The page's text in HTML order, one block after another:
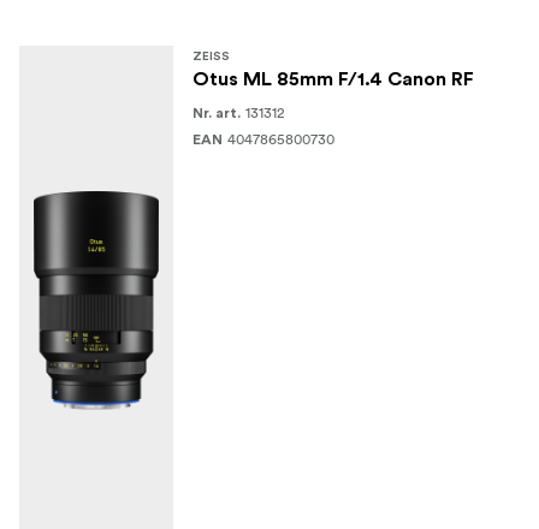
ZEISS
Otus ML 85mm F/1.4 Canon RF
Nr. art. 131312
EAN 4047865800730